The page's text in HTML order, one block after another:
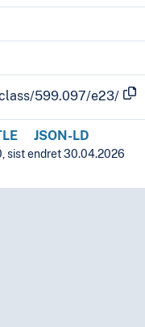
599.097/e23/
JSON-LD
sist endret 30.04.2026